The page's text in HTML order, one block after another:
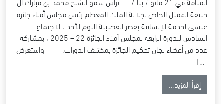
خليفة الممثل الخاص لجلالة الملك المعظم رئيس مجلس أمناء جائزة
عيسى لخدمة الإنسانية بقصر القضيبية اليوم الأحد ، الاجتماع
السادس للدورة الرابعة لمجلس أمناء الجائزة 22 – 2025 ، بمشاركة
عدد من أعضاء لجان تحكيم الجائزة بمختلف الدورات. واستعرض
[…]
إقرأ المزيد…